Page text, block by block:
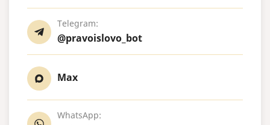
Telegram:
@pravoislovo_bot
Max
WhatsApp: